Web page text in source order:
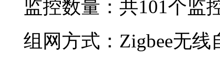
监控数量：共101个监
组网方式：Zigbee无线